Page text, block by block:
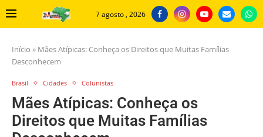
7 agosto , 2026
Início » Mães Atípicas: Conheça os Direitos que Muitas Famílias
Desconhecem
Brasil Cidades Colunistas
Mães Atípicas: Conheça os
Direitos que Muitas Famílias